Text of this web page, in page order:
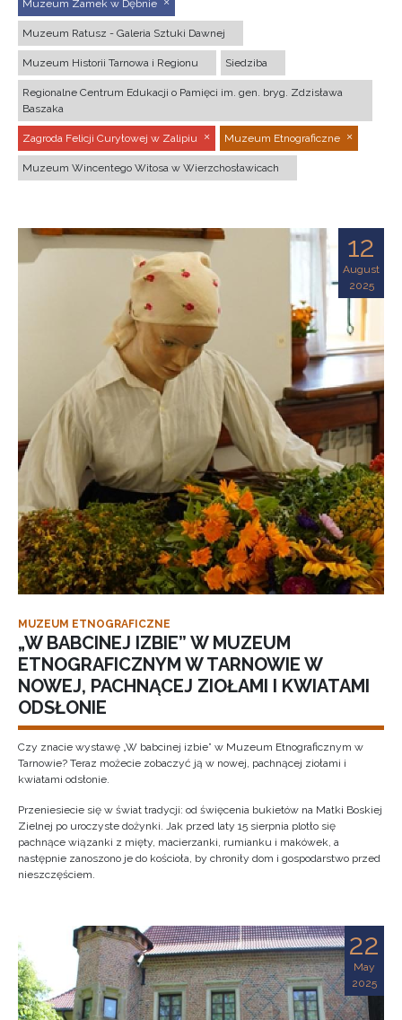
Muzeum Zamek w Dębnie
Muzeum Ratusz - Galeria Sztuki Dawnej
Muzeum Historii Tarnowa i Regionu Siedziba
Regionalne Centrum Edukacji o Pamięci im. gen. bryg. Zdzisława
Baszaka
Zagroda Felicji Curyłowej w Zalipiu Muzeum Etnograficzne
Muzeum Wincentego Witosa w Wierzchosławicach
12
August
2025
MUZEUM ETNOGRAFICZNE
„W BABCINEJ IZBIE” W MUZEUM
ETNOGRAFICZNYM W TARNOWIE W
NOWEJ, PACHNĄCEJ ZIOŁAMI I KWIATAMI
ODSŁONIE
Czy znacie wystawę „W babcinej izbie” w Muzeum Etnograficznym w
Tarnowie? Teraz możecie zobaczyć ją w nowej, pachnącej ziołami i
kwiatami odsłonie.
Przeniesiecie się w świat tradycji: od święcenia bukietów na Matki Boskiej
Zielnej po uroczyste dożynki. Jak przed laty 15 sierpnia plotło się
pachnące wiązanki z mięty, macierzanki, rumianku i makówek, a
następnie zanoszono je do kościoła, by chroniły dom i gospodarstwo przed
nieszczęściem.
22
May
2025